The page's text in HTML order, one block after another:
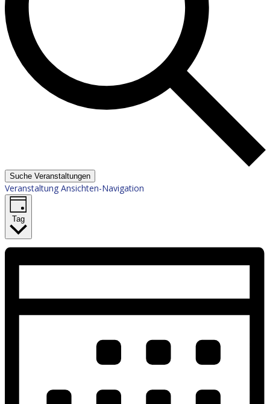
Suche Veranstaltungen
Veranstaltung Ansichten-Navigation
Tag